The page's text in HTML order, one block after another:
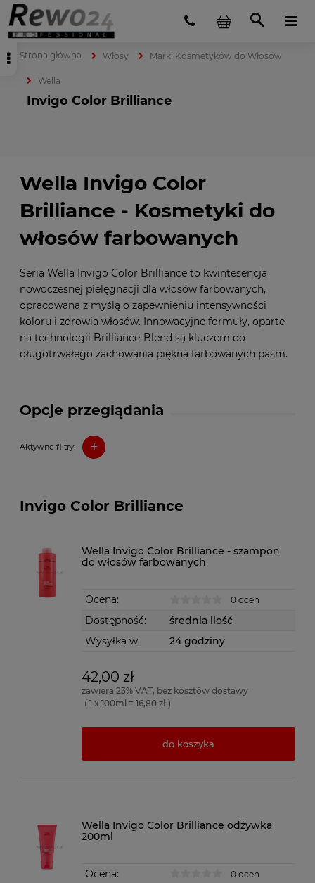
Strona główna Włosy Marki Kosmetyków do Włosów
Wella
Invigo Color Brilliance
Opcje przeglądania
Aktywne filtry: +
Wella Invigo Color
Brilliance - Kosmetyki do
włosów farbowanych
Seria Wella Invigo Color Brilliance to kwintesencja
nowoczesnej pielęgnacji dla włosów farbowanych,
opracowana z myślą o zapewnieniu intensywności
koloru i zdrowia włosów. Innowacyjne formuły, oparte
na technologii Brilliance-Blend są kluczem do
długotrwałego zachowania piękna farbowanych pasm.
Invigo Color Brilliance
Wella Invigo Color Brilliance - szampon
do włosów farbowanych
Ocena: 0 ocen
Dostępność:
średnia ilość
Wysyłka w:
24 godziny
42,00 zł
zawiera 23% VAT, bez kosztów dostawy
( 1 x 100ml = 16,80 zł )
do koszyka
Wella Invigo Color Brilliance odżywka
200ml
Ocena: 0 ocen